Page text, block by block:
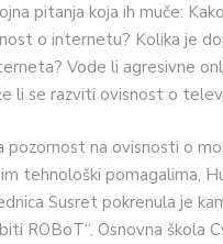
pitanja koja ih muče: Kako
o internetu? Kolika je
Vode li agresivne
li se razviti ovisnost o
pozornost na ovisnosti o
tehnološki pomagalima,
Susret pokrenula je
ROBoT“. Osnovna škola